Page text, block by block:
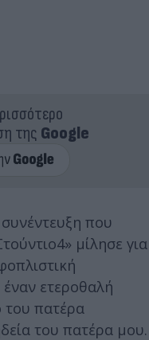
της Google
που
μίλησε για
έναν ετεροθαλή
πατέρα
του πατέρα μου.